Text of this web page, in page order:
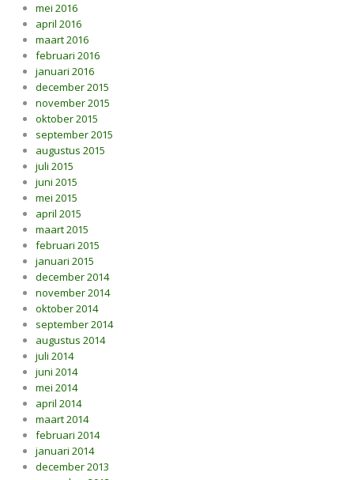
mei 2016
april 2016
maart 2016
februari 2016
januari 2016
december 2015
november 2015
oktober 2015
september 2015
augustus 2015
juli 2015
juni 2015
mei 2015
april 2015
maart 2015
februari 2015
januari 2015
december 2014
november 2014
oktober 2014
september 2014
augustus 2014
juli 2014
juni 2014
mei 2014
april 2014
maart 2014
februari 2014
januari 2014
december 2013